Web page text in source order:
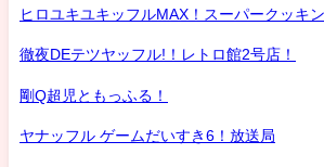
ヒロユキユキッフルMAX！スーパークッキン
徹夜DEテツヤッフル!！レトロ館2号店！
剛Q超児ともっふる！
ヤナッフル ゲームだいすき6！放送局